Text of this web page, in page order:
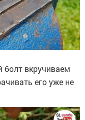
болт вкручиваем
его уже не